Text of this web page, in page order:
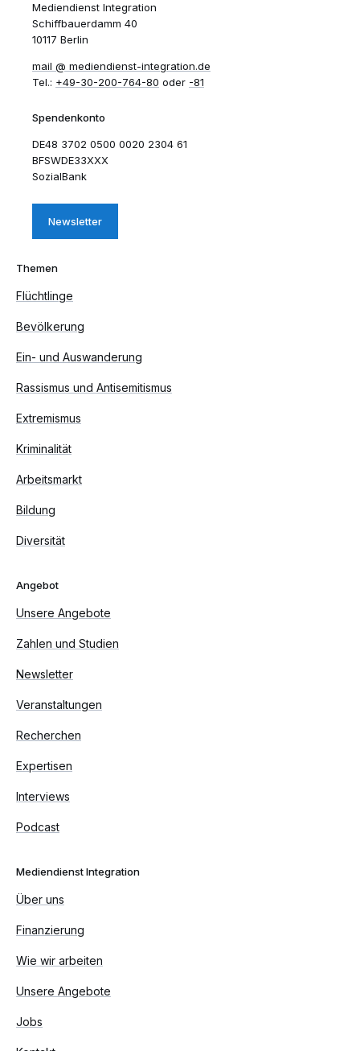
Mediendienst Integration
Schiffbauerdamm 40
10117 Berlin
mail​
mediendienst-integration.de
Tel.: +49-30-200-764-80 oder -81
Spendenkonto
DE48 3702 0500 0020 2304 61
BFSWDE33XXX
SozialBank
Newsletter
Themen
Flüchtlinge
Bevölkerung
Ein- und Auswanderung
Rassismus und Antisemitismus
Extremismus
Kriminalität
Arbeitsmarkt
Bildung
Diversität
Angebot
Unsere Angebote
Zahlen und Studien
Newsletter
Veranstaltungen
Recherchen
Expertisen
Interviews
Podcast
Mediendienst Integration
Über uns
Finanzierung
Wie wir arbeiten
Unsere Angebote
Jobs